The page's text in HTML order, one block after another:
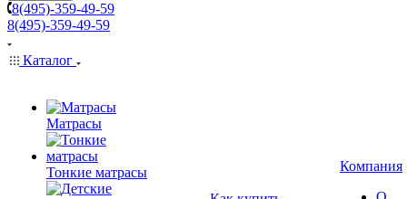
8(495)-359-49-59
8(495)-359-49-59
Каталог
Матрасы
Тонкие матрасы
Компания